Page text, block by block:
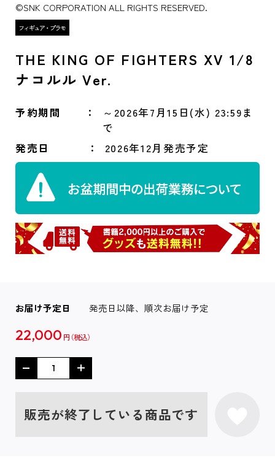
©SNK CORPORATION ALL RIGHTS RESERVED.
THE KING OF FIGHTERS XV 1/8
ナコルル Ver.
予約期間
～2026年7月15日(水) 23:59ま
で
発売日
2026年12月発売予定
お届け予定日 発売日以降、順次お届け予定
22,000 円
販売が終了している商品です